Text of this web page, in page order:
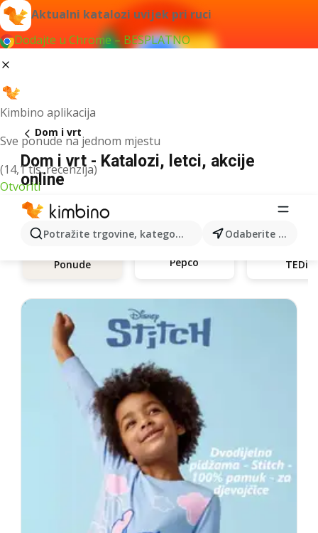
Aktualni katalozi uvijek pri ruci
Dodajte u Chrome – BESPLATNO
Kimbino aplikacija
Sve ponude na jednom mjestu
(14,1 tis. recenzija)
Otvoriti
Potražite trgovine, kategorije, proizvode... Odaberite grad
Dom i vrt
Dom i vrt - Katalozi, letci, akcije
online
Ponude Pepco TEDi